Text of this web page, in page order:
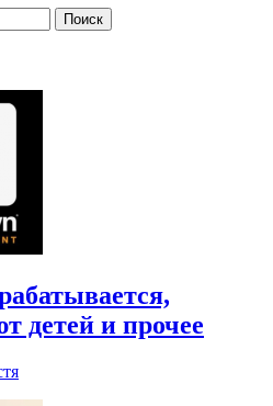
детей и прочее